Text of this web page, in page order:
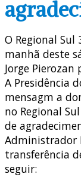
O Regional Sul
manhã deste
Jorge Pierozan
A Presidência
mensagm a
no Regional
de
Administrador
transferência
seguir: